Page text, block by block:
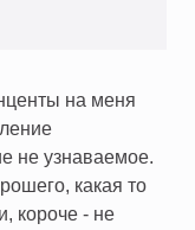
на меня
не узнаваемое.
какая то
короче - не